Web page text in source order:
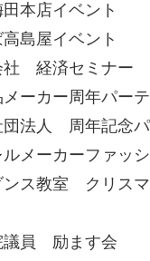
田本店イベント
島屋イベント
社 経済セミナー
ーカー周年パー
団法人 周年記念
ルメーカーファッ
ンス教室 クリス
議員 励ます会